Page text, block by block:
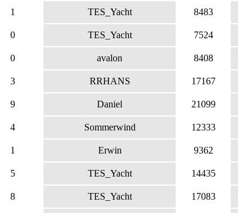
1 TES_Yacht 8483
0 TES_Yacht 7524
0 avalon 8408
3 RRHANS 17167
9 Daniel 21099
4 Sommerwind 12333
1 Erwin 9362
5 TES_Yacht 14435
8 TES_Yacht 17083